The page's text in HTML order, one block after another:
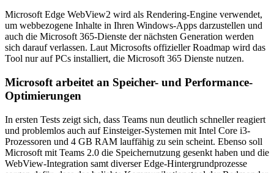
Microsoft Edge WebView2 wird als Rendering-Engine verwendet,
um webbezogene Inhalte in Ihren Windows-Apps darzustellen und
auch die Microsoft 365-Dienste der nächsten Generation werden
sich darauf verlassen. Laut Microsofts offizieller Roadmap wird das
Tool nur auf PCs installiert, die Microsoft 365 Dienste nutzen.
Microsoft arbeitet an Speicher- und Performance-
Optimierungen
In ersten Tests zeigt sich, dass Teams nun deutlich schneller reagiert
und problemlos auch auf Einsteiger-Systemen mit Intel Core i3-
Prozessoren und 4 GB RAM lauffähig zu sein scheint. Ebenso soll
Microsoft mit Teams 2.0 die Speichernutzung gesenkt haben und die
WebView-Integration samt diverser Edge-Hintergrundprozesse